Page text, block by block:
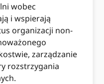
wobec
i wspierają
organizacji non-
zarządzanie
rozstrzygania